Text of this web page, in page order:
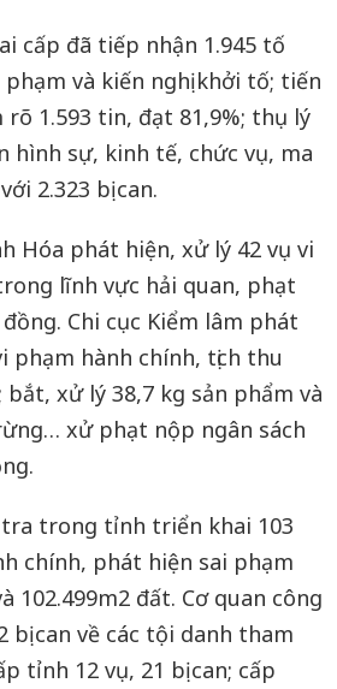
cấp đã tiếp nhận 1.945 tố
và kiến nghị khởi tố; tiến
rõ 1.593 tin, đạt 81,9%; thụ lý
hình sự, kinh tế, chức vụ, ma
2.323 bị can.
Hóa phát hiện, xử lý 42 vụ vi
lĩnh vực hải quan, phạt
Chi cục Kiểm lâm phát
phạm hành chính, tịch thu
bắt, xử lý 38,7 kg sản phẩm và
xử phạt nộp ngân sách
trong tỉnh triển khai 103
chính, phát hiện sai phạm
102.499m2 đất. Cơ quan công
bị can về các tội danh tham
tỉnh 12 vụ, 21 bị can; cấp